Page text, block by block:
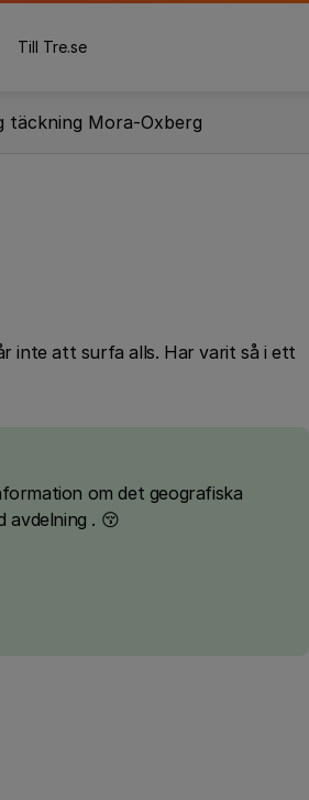
Till Tre.se
täckning Mora-Oxberg
inte att surfa alls. Har varit så i ett
om det geografiska
. 😚